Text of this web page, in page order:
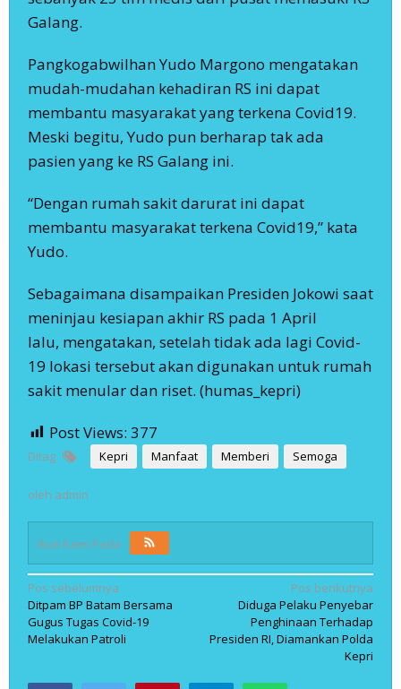
Galang.
Pangkogabwilhan Yudo Margono mengatakan
mudah-mudahan kehadiran RS ini dapat
membantu masyarakat yang terkena Covid19.
Meski begitu, Yudo pun berharap tak ada
pasien yang ke RS Galang ini.
“Dengan rumah sakit darurat ini dapat
membantu masyarakat terkena Covid19,” kata
Yudo.
Sebagaimana disampaikan Presiden Jokowi saat
meninjau kesiapan akhir RS pada 1 April
lalu, mengatakan, setelah tidak ada lagi Covid-
19 lokasi tersebut akan digunakan untuk rumah
sakit menular dan riset. (humas_kepri)
Post Views: 377
Ditag Kepri Manfaat Memberi Semoga
oleh admin
Ikuti Kami Pada
Navigasi
pos
Pos sebelumnya
Ditpam BP Batam Bersama
Gugus Tugas Covid-19
Melakukan Patroli
Pos berikutnya
Diduga Pelaku Penyebar
Penghinaan Terhadap
Presiden RI, Diamankan Polda
Kepri